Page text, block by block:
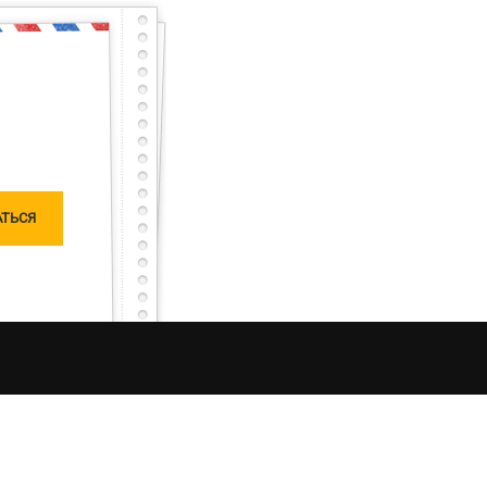
и готов почти
тест с первого раза – будет тебе честь
но не останешься наедине, мы исправим